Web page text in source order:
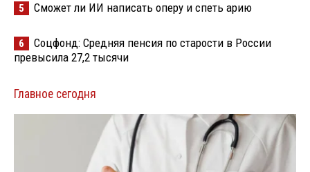
5 Сможет ли ИИ написать оперу и спеть арию
6
Соцфонд: Средняя пенсия по старости в России
превысила 27,2 тысячи
Главное сегодня